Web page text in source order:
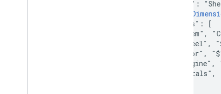
"range":
  "values": [
["Item",
["Wheel",
["Door",
["Engine",
["Totals",